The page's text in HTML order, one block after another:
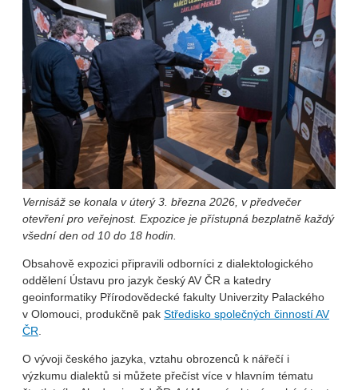
Vernisáž se konala v úterý 3. března 2026, v předvečer
otevření pro veřejnost. Expozice je přístupná bezplatně každý
všední den od 10 do 18 hodin.
Obsahově expozici připravili odborníci z dialektologického
oddělení Ústavu pro jazyk český AV ČR a katedry
geoinformatiky Přírodovědecké fakulty Univerzity Palackého
v Olomouci, produkčně pak Středisko společných činností AV
ČR
O vývoji českého jazyka, vztahu obrozenců k nářečí i
výzkumu dialektů si můžete přečíst více v hlavním tématu